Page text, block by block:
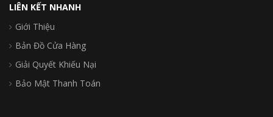
LIÊN KẾT NHANH
Giới Thiệu
Bản Đồ Cửa Hàng
Giải Quyết Khiếu Nại
Bảo Mật Thanh Toán